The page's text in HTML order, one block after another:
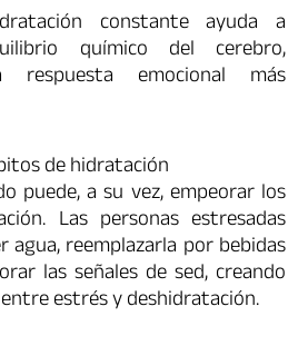
constante ayuda a
químico del cerebro,
respuesta emocional más
de hidratación
puede, a su vez, empeorar los
Las personas estresadas
agua, reemplazarla por bebidas
las señales de sed, creando
estrés y deshidratación.